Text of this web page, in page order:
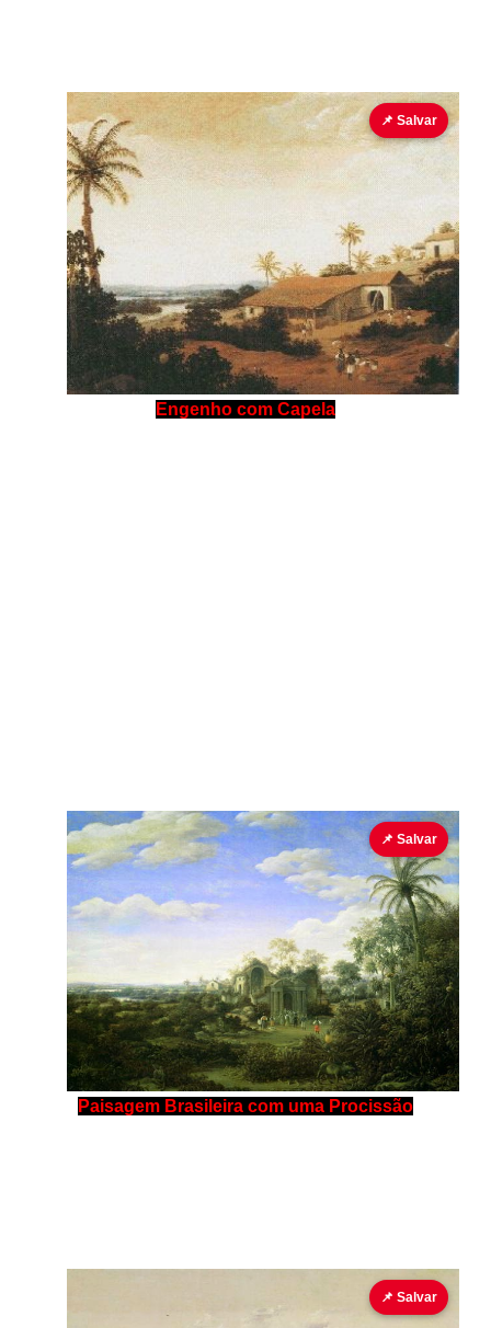
📌 Salvar
Engenho com Capela
📌 Salvar
Paisagem Brasileira com uma Procissão
📌 Salvar